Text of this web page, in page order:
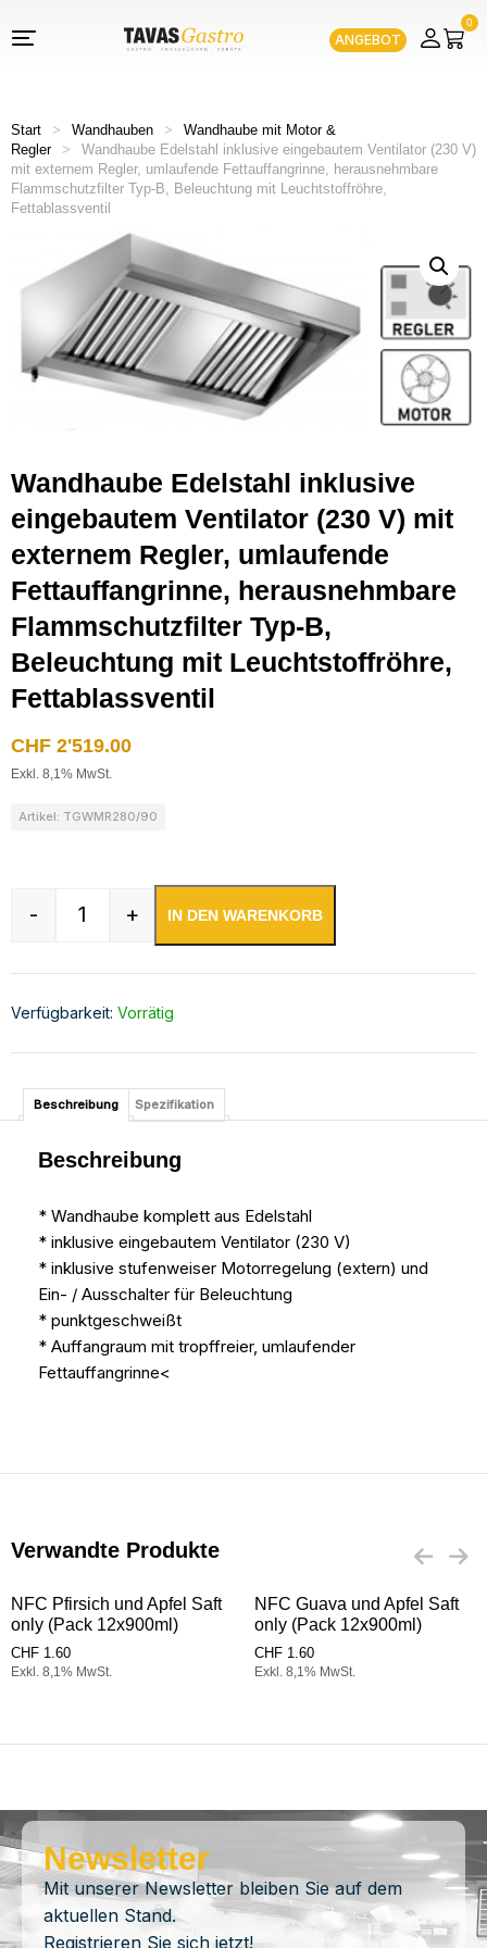
ANGEBOT
0
Start > Wandhauben >
Wandhaube mit Motor &
Regler
>
Wandhaube Edelstahl inklusive eingebautem Ventilator (230 V)
mit externem Regler, umlaufende Fettauffangrinne, herausnehmbare
Flammschutzfilter Typ-B, Beleuchtung mit Leuchtstoffröhre,
Fettablassventil
Wandhaube Edelstahl inklusive
eingebautem Ventilator (230 V) mit
externem Regler, umlaufende
Fettauffangrinne, herausnehmbare
Flammschutzfilter Typ-B,
Beleuchtung mit Leuchtstoffröhre,
Fettablassventil
CHF 2'519.00
Exkl. 8,1% MwSt.
Artikel: TGWMR280/90
Wandhaube Edelstahl inklusive eingebautem
- + IN DEN WARENKORB
Verfügbarkeit: Vorrätig
Beschreibung Spezifikation
Beschreibung
* Wandhaube komplett aus Edelstahl
* inklusive eingebautem Ventilator (230 V)
* inklusive stufenweiser Motorregelung (extern) und
Ein- / Ausschalter für Beleuchtung
* punktgeschweißt
* Auffangraum mit tropffreier, umlaufender
Fettauffangrinne<
Verwandte Produkte
NFC Pfirsich und Apfel Saft
only (Pack 12x900ml)
CHF 1.60
Exkl. 8,1% MwSt.
NFC Guava und Apfel Saft
only (Pack 12x900ml)
CHF 1.60
Exkl. 8,1% MwSt.
Newsletter
Mit unserer Newsletter bleiben Sie auf dem
aktuellen Stand.
Registrieren Sie sich jetzt!